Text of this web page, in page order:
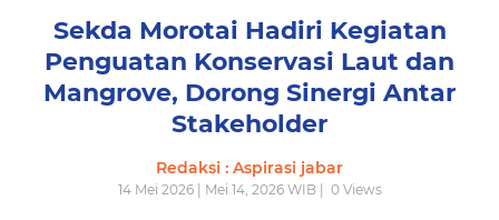
Sekda Morotai Hadiri Kegiatan
Penguatan Konservasi Laut dan
Mangrove, Dorong Sinergi Antar
Stakeholder
Redaksi : Aspirasi jabar
14 Mei 2026 | Mei 14, 2026 WIB | 0Views